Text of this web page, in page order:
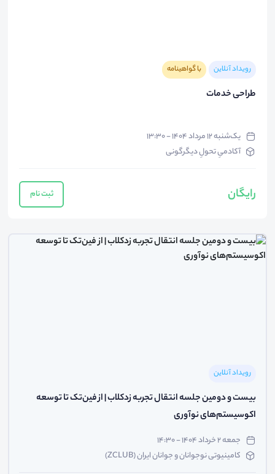
رویداد آنلاین با گواهینامه
طراحی خدمات
یک‌شنبه ۱۲ مرداد ۱۴۰۴ - ۱۳:۳۰
آکادمیِ تحولِ دیگرگونی
رایگان ثبت نام
رویداد آنلاین
بیست و دومین جلسه انتقال تجربه زدکلاب | از فین‌تک تا توسعه
اکوسیستم‌های نوآوری
جمعه ۲ خرداد ۱۴۰۴ - ۱۴:۳۰
کامینیوتی نوجوانان و جوانان ایران (ZCLUB)